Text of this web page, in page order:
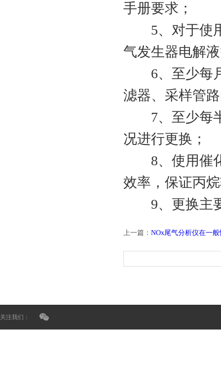
手册要求；
5、对于使用
气发生器电解
6、至少每月
滤器、采样管
7、至少每半
况进行更换；
8、使用催化
效率，保证丙
9、更换主要
上一篇： NOx尾气分析仪在一
关注我们：